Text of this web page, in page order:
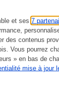
et ses 7
des contenus
Vous pourrez
» en bas de
mise à jour